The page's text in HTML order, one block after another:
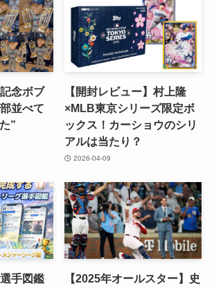
念ボブ
並べて
”
【開封レビュー】村上隆
×MLB東京シリーズ限定ボ
ックス！カーショウのシリ
アルは当たり？
2026-04-09
手図鑑
【2025年オールスター】史